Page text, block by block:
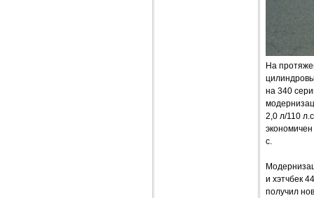
На
на 340
2,0 л/110
с.
и хэтчбек
получил